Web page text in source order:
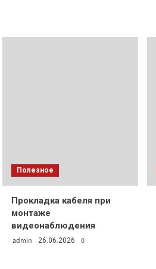
Полезное
Прокладка кабеля при
монтаже
видеонаблюдения
admin 26.06.2026 0